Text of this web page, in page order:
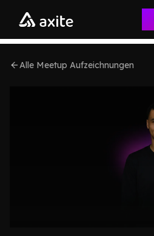
Alle Meetup Aufzeichnungen